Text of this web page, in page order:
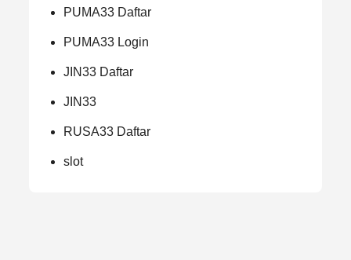
PUMA33 Daftar
PUMA33 Login
JIN33 Daftar
JIN33
RUSA33 Daftar
slot